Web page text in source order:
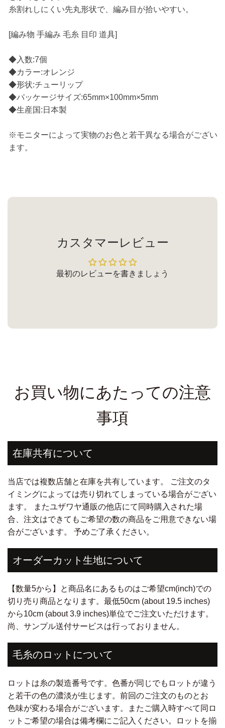
糸割れしにくい先丸形状で、編み目が拾いやすい。
[編み物 手編み 毛糸 目印 道具]
◆入数:7個
◆カラー:オレンジ
◆形状:チューリップ
◆パッケージサイズ:65mm×100mm×5mm
◆生産国:日本製
※モニターによって実物のお色と若干異なる場合がござい
ます。
カスタマーレビュー
最初のレビューを書きましょう
お買い物にあたっての注意
事項
在庫共有について
当店では複数店舗と在庫を共有しています。 ご注文のタ
イミングによっては売り切れてしまっている場合がござい
ます。 またユザワヤ通販の他店にて同時購入された場
合、注文はできてもご希望の数の商品をご用意できない場
合がございます。 予めご了承ください。
オーダーカット生地について
【数量5から】と商品名にあるものはご希望cm(inch)での
切り売り商品となります。最低50cm (about 19.5 inches)
から10cm (about 3.9 inches)単位でご注文いただけます。
尚、サンプル送付サービスは行っておりません。
毛糸のロットについて
ロットは糸の製造番号です。色番が同じでもロットが違う
と若干の色の濃淡が生じます。前回のご注文のものとお
色味が変わる場合がございます。またご購入時すべて同ロ
ットご希望の場合は備考欄にご記入ください。ロットを揃